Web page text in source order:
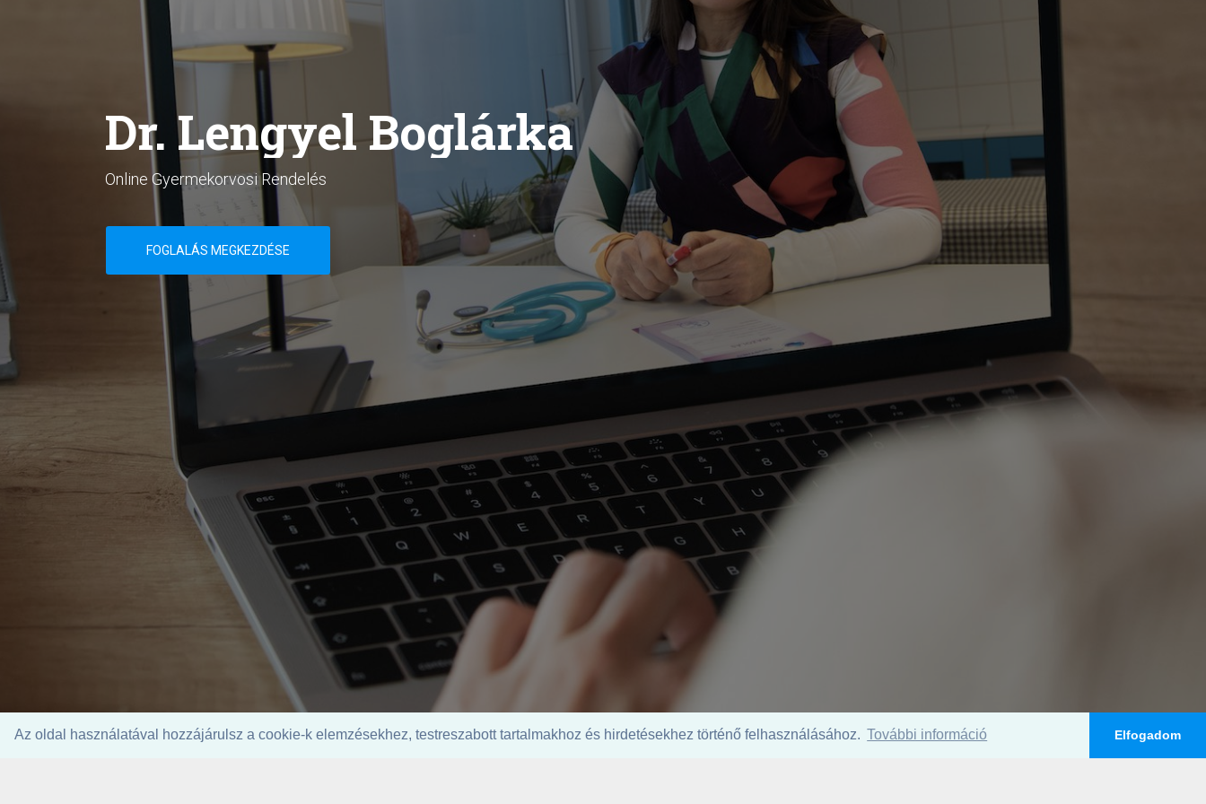
Az oldal használatával hozzájárulsz a cookie-k elemzésekhez, testreszabott tartalmakhoz és hirdetésekhez történő felhasználásához. További információ Elfogadom
Dr. Lengyel Boglárka
Online Gyermekorvosi Rendelés
FOGLALÁS MEGKEZDÉSE